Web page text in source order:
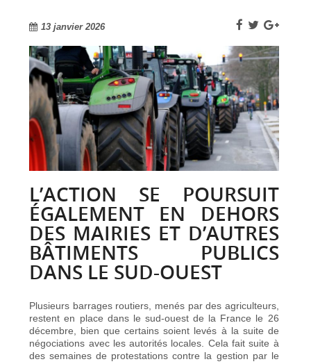
13 janvier 2026
L’ACTION SE POURSUIT
ÉGALEMENT EN DEHORS
DES MAIRIES ET D’AUTRES
BÂTIMENTS PUBLICS
DANS LE SUD-OUEST
Plusieurs barrages routiers, menés par des agriculteurs,
restent en place dans le sud-ouest de la France le 26
décembre, bien que certains soient levés à la suite de
négociations avec les autorités locales. Cela fait suite à
des semaines de protestations contre la gestion par le